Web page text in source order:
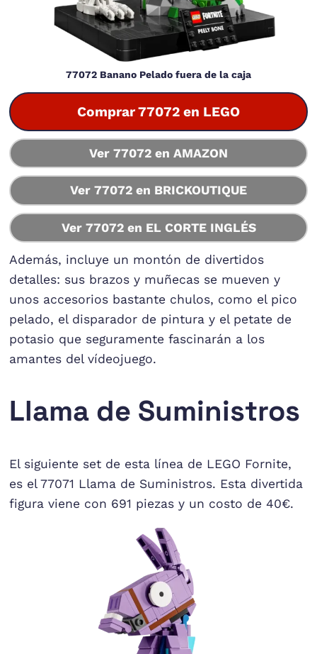
77072 Banano Pelado fuera de la caja
Comprar 77072 en LEGO
Ver 77072 en AMAZON
Ver 77072 en BRICKOUTIQUE
Ver 77072 en EL CORTE INGLÉS
Además, incluye un montón de divertidos
detalles: sus brazos y muñecas se mueven y
unos accesorios bastante chulos, como el pico
pelado, el disparador de pintura y el petate de
potasio que seguramente fascinarán a los
amantes del vídeojuego.
Llama de Suministros
El siguiente set de esta línea de LEGO Fornite,
es el 77071 Llama de Suministros. Esta divertida
figura viene con 691 piezas y un costo de 40€.